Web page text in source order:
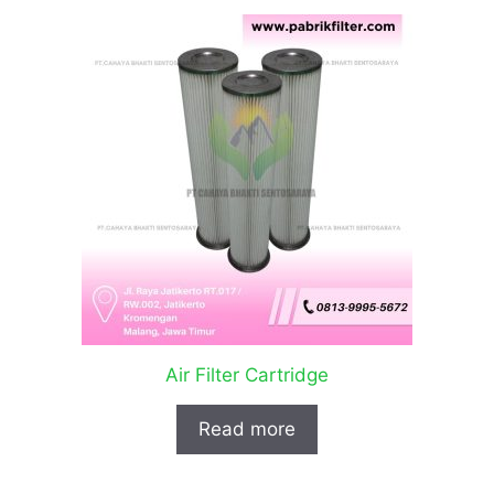
Air Filter Cartridge
Read more